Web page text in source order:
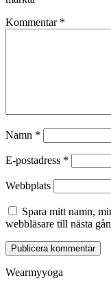
Kommentar *
Namn *
E-postadress *
Webbplats
Spara mitt namn,
webbläsare till nästa
Wearmyyoga